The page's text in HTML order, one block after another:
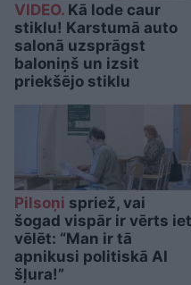
VIDEO. Kā lode caur
stiklu! Karstumā auto
salonā uzsprāgst
baloniņš un izsit
priekšējo stiklu
Pilsoņi spriež, vai
šogad vispār ir vērts iet
vēlēt: “Man ir tā
apnikusi politiskā AI
šļura!”